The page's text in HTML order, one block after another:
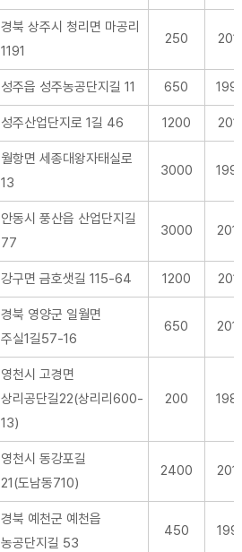
경북 상주시 청리면 마공리
1191
250
성주읍 성주농공단지길 11 650
성주산업단지로 1길 46 1200
월항면 세종대왕자태실로
13
3000
안동시 풍산읍 산업단지길
77
3000
강구면 금호샛길 115-64 1200
경북 영양군 일월면
주실1길57-16
650
영천시 고경면
상리공단길22(상리리600-
13)
200
영천시 동강포길
21(도남동710)
2400
경북 예천군 예천읍
농공단지길 53
450